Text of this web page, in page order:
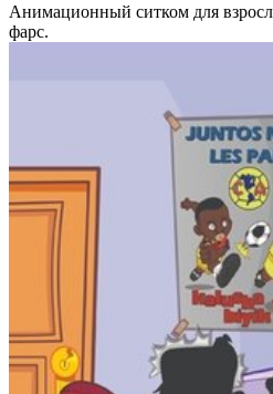
Анимационный ситком для
фарс.